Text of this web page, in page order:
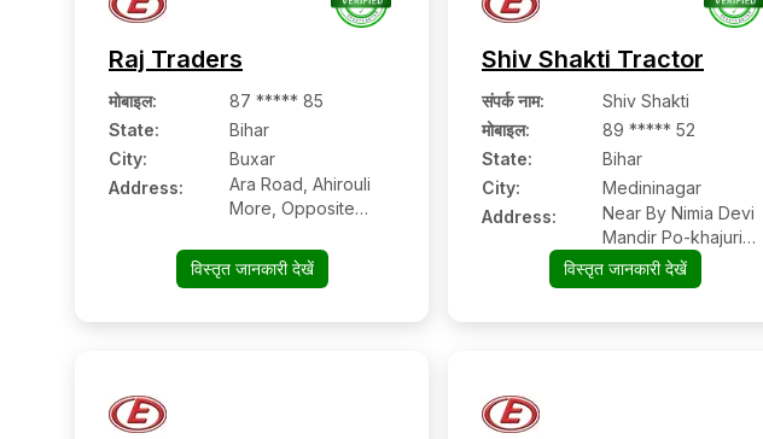
Raj Traders
मोबाइल:
87 ***** 85
State:
Bihar
City:
Buxar
Address:
Ara Road, Ahirouli
More, Opposite
विस्तृत जानकारी देखें
Shiv Shakti Tractor
संपर्क नाम:
Shiv Shakti
मोबाइल:
89 ***** 52
State:
Bihar
City:
Medininagar
Address:
Near By Nimia Devi
Mandir Po-khajuri
Nawdiha, Ps.
Chhatrpur, Bairia,
विस्तृत जानकारी देखें